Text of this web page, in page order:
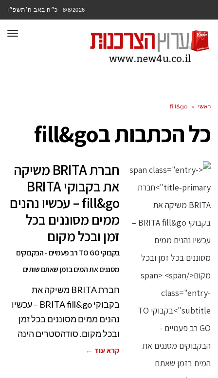
8/8/2026 כ״ה באב ה׳תשפ״ו
ראשי »
fill&go
כל הכתבות בfill&go
חברת BRITA משיקה
את בקבוקי BRITA
fill&go – עכשיו נהנים
ממים מסוננים בכל
זמן ובכל מקום
בקבוקי TO GO רב פעמיים - הבקבוקים
מסננים את המים בזמן שאתם שותים
חברת BRITA משיקה את
בקבוקי BRITA fill&go – עכשיו
נהנים ממים מסוננים בכל זמן
ובכל מקום. סודהסטרים הינה
קרא עוד ←